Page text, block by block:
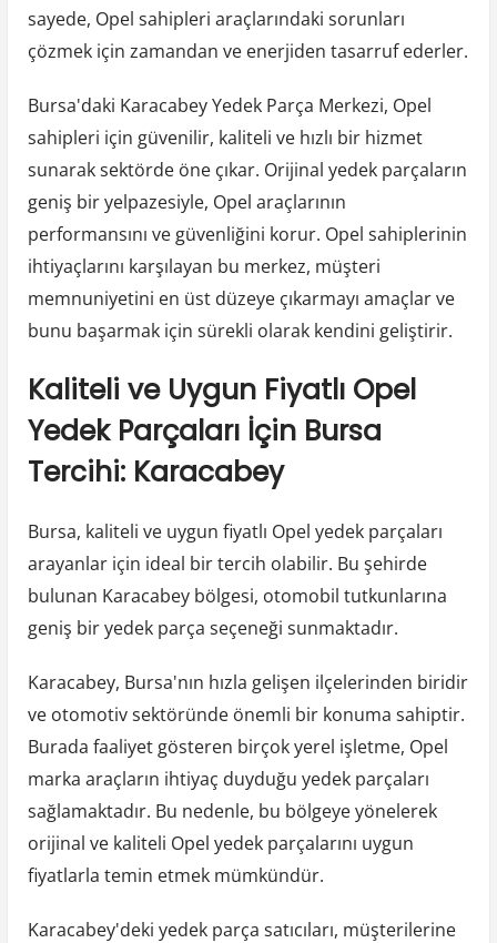
sayede, Opel sahipleri araçlarındaki sorunları
çözmek için zamandan ve enerjiden tasarruf ederler.
Bursa'daki Karacabey Yedek Parça Merkezi, Opel
sahipleri için güvenilir, kaliteli ve hızlı bir hizmet
sunarak sektörde öne çıkar. Orijinal yedek parçaların
geniş bir yelpazesiyle, Opel araçlarının
performansını ve güvenliğini korur. Opel sahiplerinin
ihtiyaçlarını karşılayan bu merkez, müşteri
memnuniyetini en üst düzeye çıkarmayı amaçlar ve
bunu başarmak için sürekli olarak kendini geliştirir.
Kaliteli ve Uygun Fiyatlı Opel
Yedek Parçaları İçin Bursa
Tercihi: Karacabey
Bursa, kaliteli ve uygun fiyatlı Opel yedek parçaları
arayanlar için ideal bir tercih olabilir. Bu şehirde
bulunan Karacabey bölgesi, otomobil tutkunlarına
geniş bir yedek parça seçeneği sunmaktadır.
Karacabey, Bursa'nın hızla gelişen ilçelerinden biridir
ve otomotiv sektöründe önemli bir konuma sahiptir.
Burada faaliyet gösteren birçok yerel işletme, Opel
marka araçların ihtiyaç duyduğu yedek parçaları
sağlamaktadır. Bu nedenle, bu bölgeye yönelerek
orijinal ve kaliteli Opel yedek parçalarını uygun
fiyatlarla temin etmek mümkündür.
Karacabey'deki yedek parça satıcıları, müşterilerine